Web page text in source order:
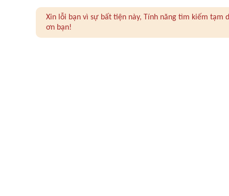
Xin lỗi bạn vì sự bất tiện này, Tính năng tìm kiếm
ơn bạn!